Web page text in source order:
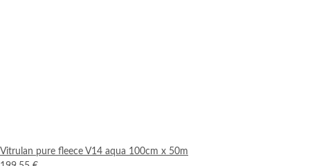
Vitrulan pure fleece V14 aqua 100cm x 50m